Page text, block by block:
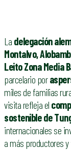
La delegación
Montalvo,
Leito Zona Media
parcelario por
miles de familias
visita refleja el
sostenible de
internacionales se
a más productores